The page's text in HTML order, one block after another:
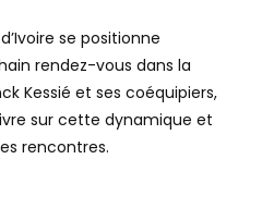
se positionne
rendez-vous dans la
Kessié et ses coéquipiers,
sur cette dynamique et
rencontres.